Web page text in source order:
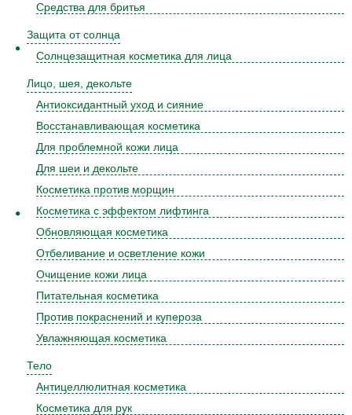
Средства для бритья
Защита от солнца
Солнцезащитная косметика для лица
Лицо, шея, декольте
Антиоксидантный уход и сияние
Восстанавливающая косметика
Для проблемной кожи лица
Для шеи и декольте
Косметика против морщин
Косметика с эффектом лифтинга
Обновляющая косметика
Отбеливание и осветление кожи
Очищение кожи лица
Питательная косметика
Против покраснений и купероза
Увлажняющая косметика
Тело
Антицеллюлитная косметика
Косметика для рук